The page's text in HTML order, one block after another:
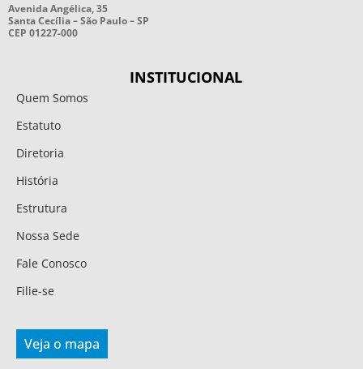
Avenida Angélica, 35
Santa Cecília – São Paulo – SP
CEP 01227-000
INSTITUCIONAL
Quem Somos
Estatuto
Diretoria
História
Estrutura
Nossa Sede
Fale Conosco
Filie-se
Veja o mapa